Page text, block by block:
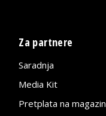
Za partnere
Saradnja
Media Kit
Pretplata na magazin